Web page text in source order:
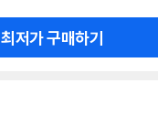
최저가 구매하기